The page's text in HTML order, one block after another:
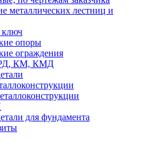
металлических лестниц и
ключ
опоры
ограждения
РД, КМ, КМД
для фундамента